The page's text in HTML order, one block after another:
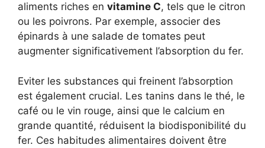
aliments riches en vitamine C, tels que le citron
ou les poivrons. Par exemple, associer des
épinards à une salade de tomates peut
augmenter significativement l’absorption du fer.
Eviter les substances qui freinent l’absorption
est également crucial. Les tanins dans le thé, le
café ou le vin rouge, ainsi que le calcium en
grande quantité, réduisent la biodisponibilité du
fer. Ces habitudes alimentaires doivent être